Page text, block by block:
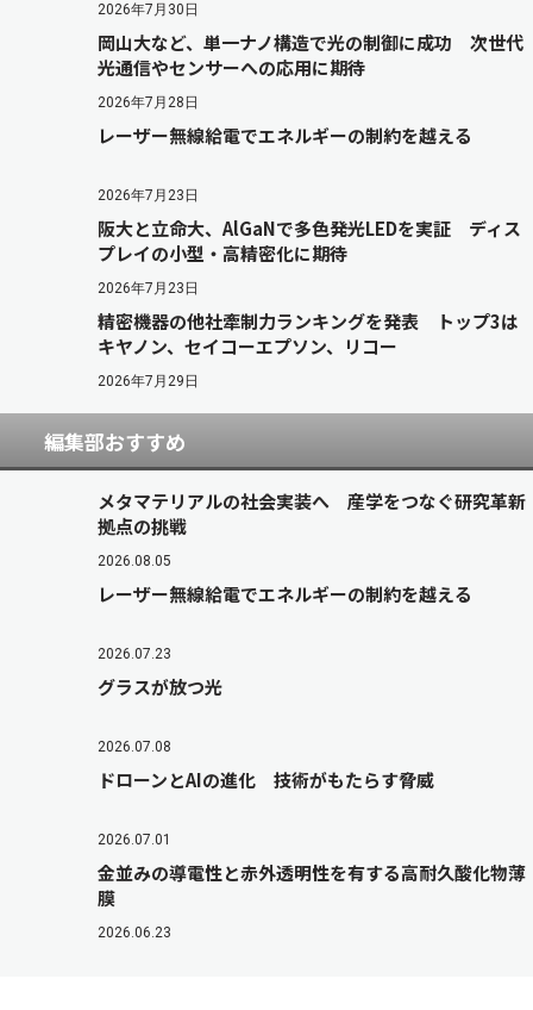
2026年7月30日
岡山大など、単一ナノ構造で光の制御に成功 次世代
光通信やセンサーへの応用に期待
2026年7月28日
レーザー無線給電でエネルギーの制約を越える
2026年7月23日
阪大と立命大、AlGaNで多色発光LEDを実証 ディス
プレイの小型・高精密化に期待
2026年7月23日
精密機器の他社牽制力ランキングを発表 トップ3は
キヤノン、セイコーエプソン、リコー
2026年7月29日
編集部おすすめ
メタマテリアルの社会実装へ 産学をつなぐ研究革新
拠点の挑戦
2026.08.05
レーザー無線給電でエネルギーの制約を越える
2026.07.23
グラスが放つ光
2026.07.08
ドローンとAIの進化 技術がもたらす脅威
2026.07.01
金並みの導電性と赤外透明性を有する高耐久酸化物薄
膜
2026.06.23